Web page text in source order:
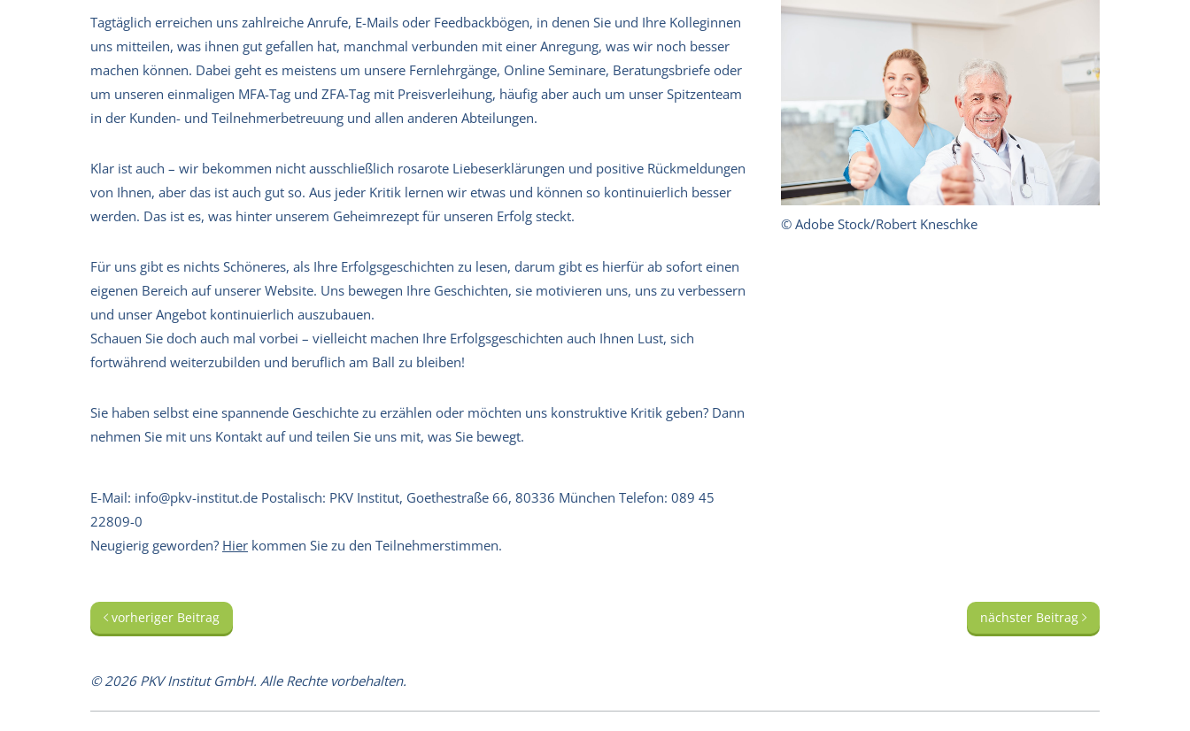
Tagtäglich erreichen uns zahlreiche Anrufe, E-Mails oder Feedbackbögen, in denen Sie und Ihre Kolleginnen
uns mitteilen, was ihnen gut gefallen hat, manchmal verbunden mit einer Anregung, was wir noch besser
machen können. Dabei geht es meistens um unsere Fernlehrgänge, Online Seminare, Beratungsbriefe oder
um unseren einmaligen MFA-Tag und ZFA-Tag mit Preisverleihung, häufig aber auch um unser Spitzenteam
in der Kunden- und Teilnehmerbetreuung und allen anderen Abteilungen.
Klar ist auch – wir bekommen nicht ausschließlich rosarote Liebeserklärungen und positive Rückmeldungen
von Ihnen, aber das ist auch gut so. Aus jeder Kritik lernen wir etwas und können so kontinuierlich besser
werden. Das ist es, was hinter unserem Geheimrezept für unseren Erfolg steckt.
Für uns gibt es nichts Schöneres, als Ihre Erfolgsgeschichten zu lesen, darum gibt es hierfür ab sofort einen
eigenen Bereich auf unserer Website. Uns bewegen Ihre Geschichten, sie motivieren uns, uns zu verbessern
und unser Angebot kontinuierlich auszubauen.
Schauen Sie doch auch mal vorbei – vielleicht machen Ihre Erfolgsgeschichten auch Ihnen Lust, sich
fortwährend weiterzubilden und beruflich am Ball zu bleiben!
Sie haben selbst eine spannende Geschichte zu erzählen oder möchten uns konstruktive Kritik geben? Dann
nehmen Sie mit uns Kontakt auf und teilen Sie uns mit, was Sie bewegt.
E-Mail: info@pkv-institut.de Postalisch: PKV Institut, Goethestraße 66, 80336 München Telefon: 089 45
22809-0
Neugierig geworden? Hier kommen Sie zu den Teilnehmerstimmen.
© Adobe Stock/Robert Kneschke
vorheriger Beitrag nächster Beitrag
© 2026 PKV Institut GmbH. Alle Rechte vorbehalten.